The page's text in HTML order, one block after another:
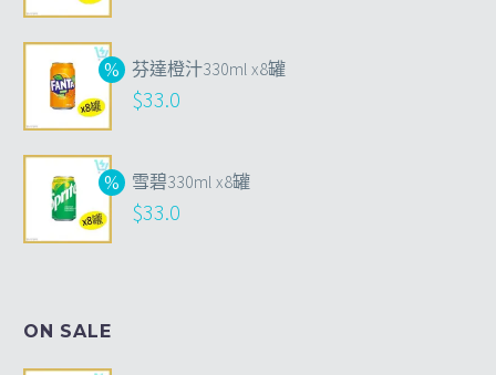
芬達橙汁330ml x8罐
$33.0
雪碧330ml x8罐
$33.0
ON SALE